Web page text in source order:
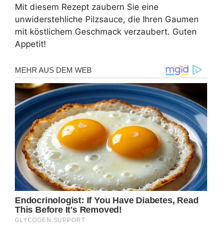
Mit diesem Rezept zaubern Sie eine
unwiderstehliche Pilzsauce, die Ihren Gaumen
mit köstlichem Geschmack verzaubert. Guten
Appetit!